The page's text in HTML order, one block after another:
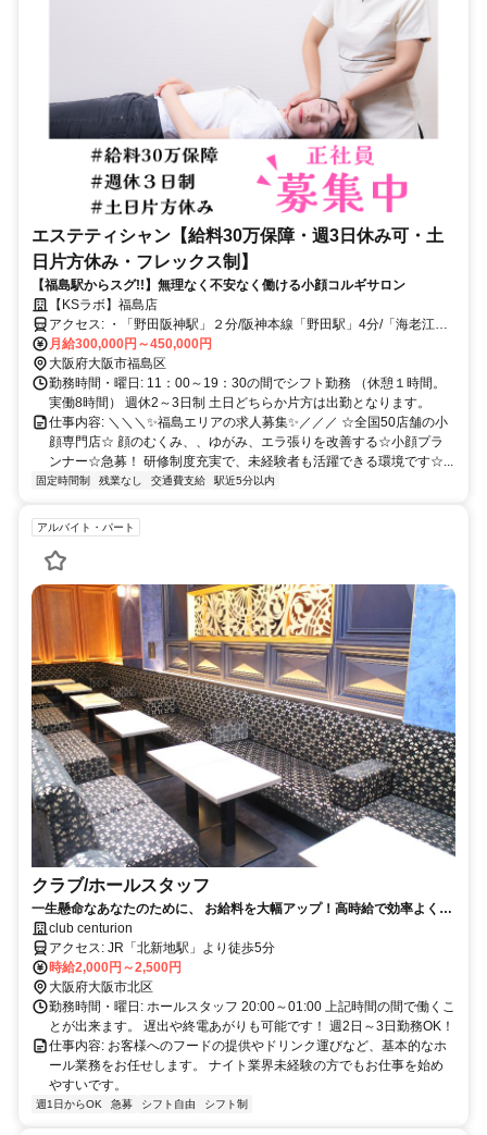
エステティシャン【給料30万保障・週3日休み可・土
日片方休み・フレックス制】
【福島駅からスグ!!】無理なく不安なく働ける小顔コルギサロン
【KSラボ】福島店
アクセス: ・「野田阪神駅」２分/阪神本線「野田駅」4分/「海老江
駅」6分
月給300,000円～450,000円
大阪府大阪市福島区
勤務時間・曜日: 11：00～19：30の間でシフト勤務 （休憩１時間。
実働8時間） 週休2～3日制 土日どちらか片方は出勤となります。
仕事内容: ＼＼＼✨福島エリアの求人募集✨／／／ ☆全国50店舗の小
顔専門店☆ 顔のむくみ、、ゆがみ、エラ張りを改善する☆小顔プラ
ンナー☆急募！ 研修制度充実で、未経験者も活躍できる環境です☆...
固定時間制 残業なし 交通費支給 駅近5分以内
アルバイト・パート
クラブ/ホールスタッフ
一生懸命なあなたのために、 お給料を大幅アップ！高時給で効率よく稼
げます！未経験歓迎！日払いOK！
club centurion
アクセス: JR「北新地駅」より徒歩5分
時給2,000円～2,500円
大阪府大阪市北区
勤務時間・曜日: ホールスタッフ 20:00～01:00 上記時間の間で働くこ
とが出来ます。 遅出や終電あがりも可能です！ 週2日～3日勤務OK！
仕事内容: お客様へのフードの提供やドリンク運びなど、基本的なホ
ール業務をお任せします。 ナイト業界未経験の方でもお仕事を始め
やすいです。
週1日からOK 急募 シフト自由 シフト制